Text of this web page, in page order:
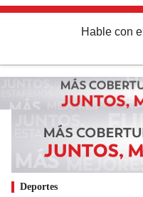
Hable con el
Deportes